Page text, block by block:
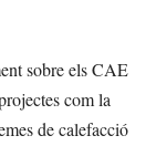
sobre els CAE
com la
de calefacció